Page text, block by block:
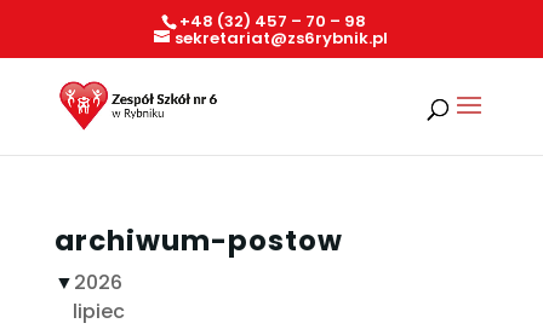
+48 (32) 457 – 70 – 98
sekretariat@zs6rybnik.pl
archiwum-postow
▼2026
lipiec